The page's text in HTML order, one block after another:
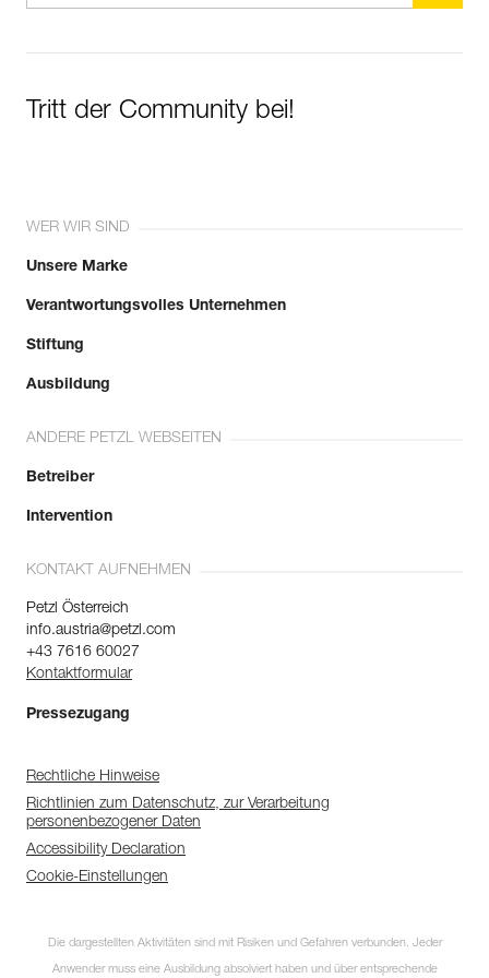
Tritt der Community bei!
WER WIR SIND
Unsere Marke
Verantwortungsvolles Unternehmen
Stiftung
Ausbildung
ANDERE PETZL WEBSEITEN
Betreiber
Intervention
KONTAKT AUFNEHMEN
Petzl Österreich
info.austria@petzl.com
+43 7616 60027
Kontaktformular
Pressezugang
Rechtliche Hinweise
Richtlinien zum Datenschutz, zur Verarbeitung
personenbezogener Daten
Accessibility Declaration
Cookie-Einstellungen
Die dargestellten Aktivitäten sind mit Risiken und Gefahren verbunden. Jeder
Anwender muss eine Ausbildung absolviert haben und über entsprechende